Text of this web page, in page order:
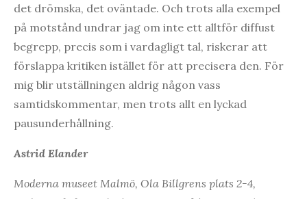
det drömska, det oväntade. Och trots alla exempel
på motstånd undrar jag om inte ett alltför diffust
begrepp, precis som i vardagligt tal, riskerar att
förslappa kritiken istället för att precisera den. För
mig blir utställningen aldrig någon vass
samtidskommentar, men trots allt en lyckad
pausunderhållning.
Astrid Elander
Moderna museet Malmö, Ola Billgrens plats 2-4,